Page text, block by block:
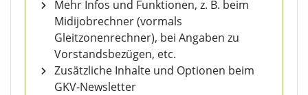
Mehr Infos und Funktionen, z. B. beim
Midijobrechner (vormals
Gleitzonenrechner), bei Angaben zu
Vorstandsbezügen, etc.
Zusätzliche Inhalte und Optionen beim
GKV-Newsletter